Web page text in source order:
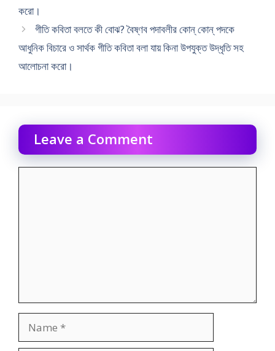
করো।
গীতি কবিতা বলতে কী বোঝ? বৈষ্ণব পদাবলীর কোন্ কোন্ পদকে
আধুনিক বিচারে ও সার্থক গীতি কবিতা বলা যায় কিনা উপযুক্ত উদ্ধৃতি সহ
আলোচনা করো।
Leave a Comment